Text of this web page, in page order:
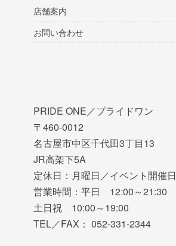
店舗案内
お問い合わせ
PRIDE ONE／プライドワン
〒460-0012
名古屋市中区千代田3丁目13
JR高架下5A
定休日：月曜日／イベント開催日
営業時間：平日 12:00～21:30
土日祝 10:00～19:00
TEL／FAX： 052-331-2344